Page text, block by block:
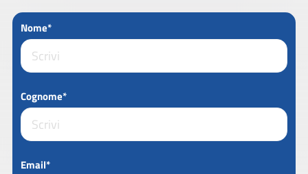
Nome*
Cognome*
Email*